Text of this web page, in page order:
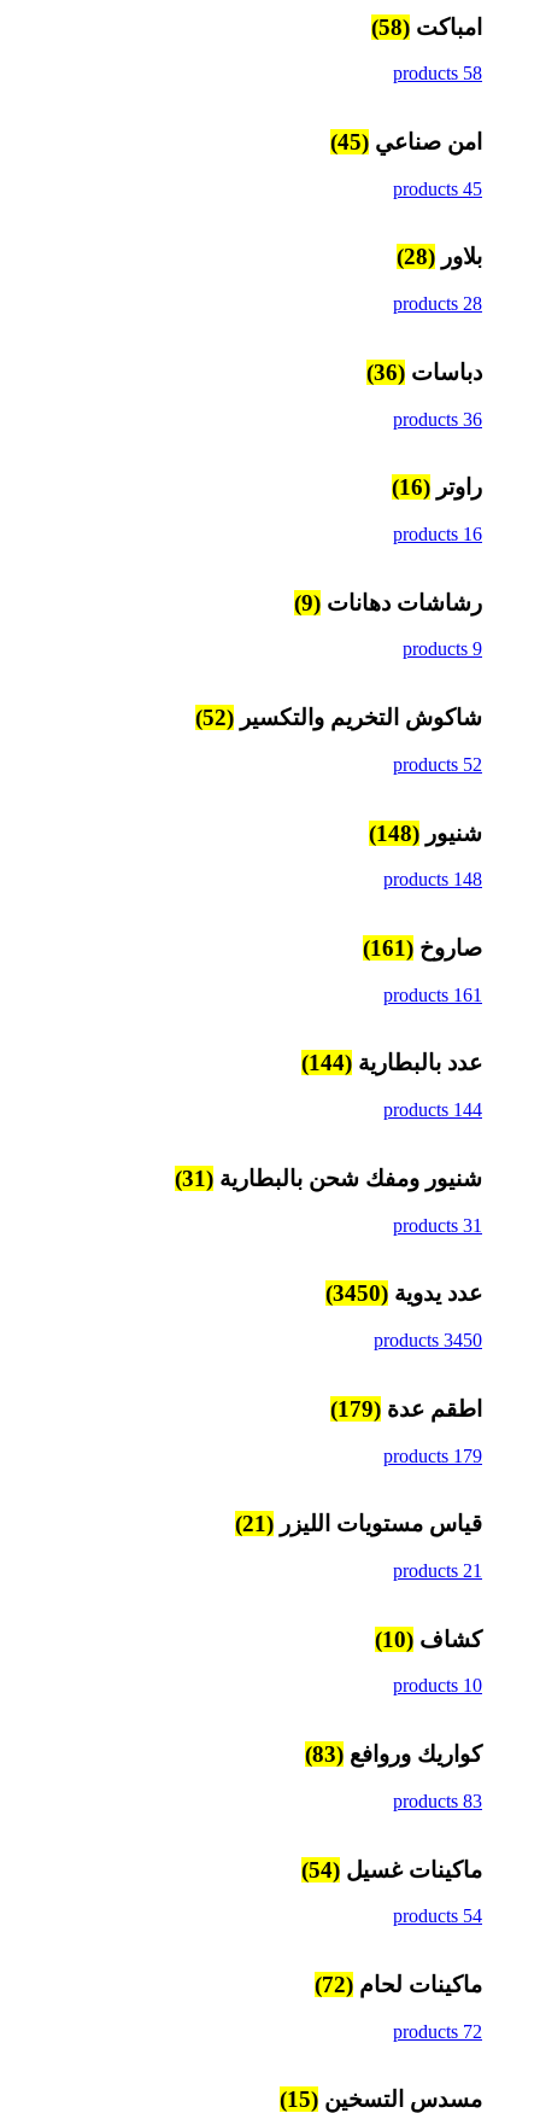
امباكت (58)
58 products
امن صناعي (45)
45 products
بلاور (28)
28 products
دباسات (36)
36 products
راوتر (16)
16 products
رشاشات دهانات (9)
9 products
شاكوش التخريم والتكسير (52)
52 products
شنيور (148)
148 products
صاروخ (161)
161 products
عدد بالبطارية (144)
144 products
شنيور ومفك شحن بالبطارية (31)
31 products
عدد يدوية (3450)
3450 products
اطقم عدة (179)
179 products
قياس مستويات الليزر (21)
21 products
كشاف (10)
10 products
كواريك وروافع (83)
83 products
ماكينات غسيل (54)
54 products
ماكينات لحام (72)
72 products
مسدس التسخين (15)